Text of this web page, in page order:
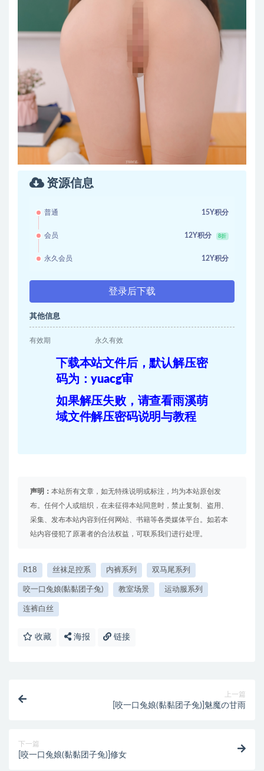
资源信息
普通 15Y积分
会员 12Y积分 8折
永久会员 12Y积分
登录后下载
其他信息
有效期 永久有效
下载本站文件后，默认解压密
码为：yuacg审
如果解压失败，请查看雨溪萌
域文件解压密码说明与教程
声明： 本站所有文章，如无特殊说明或标注，均为本站原创发
布。任何个人或组织，在未征得本站同意时，禁止复制、盗用、
采集、发布本站内容到任何网站、书籍等各类媒体平台。如若本
站内容侵犯了原著者的合法权益，可联系我们进行处理。
R18 丝袜足控系 内裤系列 双马尾系列
咬一口兔娘(黏黏团子兔) 教室场景 运动服系列
连裤白丝
收藏 海报 链接
上一篇
[咬一口兔娘(黏黏团子兔)]魅魔の甘雨
下一篇
[咬一口兔娘(黏黏团子兔)]修女